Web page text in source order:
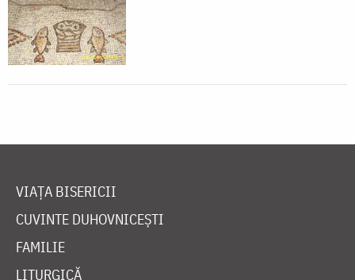
VIAȚA BISERICII
CUVINTE DUHOVNICEȘTI
FAMILIE
LITURGICĂ